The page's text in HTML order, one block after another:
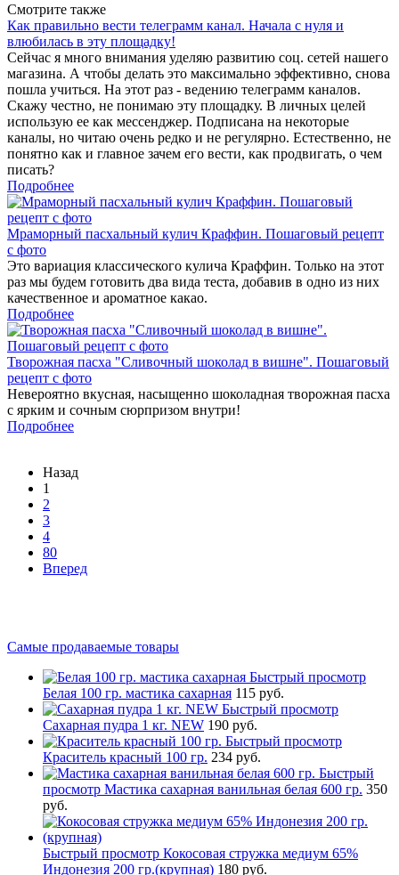
Смотрите также
Как правильно вести телеграмм канал. Начала с нуля и
влюбилась в эту площадку!
Сейчас я много внимания уделяю развитию соц. сетей нашего
магазина. А чтобы делать это максимально эффективно, снова
пошла учиться. На этот раз - ведению телеграмм каналов.
Скажу честно, не понимаю эту площадку. В личных целей
использую ее как мессенджер. Подписана на некоторые
каналы, но читаю очень редко и не регулярно. Естественно, не
понятно как и главное зачем его вести, как продвигать, о чем
писать?
Подробнее
Мраморный пасхальный кулич Краффин. Пошаговый рецепт
с фото
Это вариация классического кулича Краффин. Только на этот
раз мы будем готовить два вида теста, добавив в одно из них
качественное и ароматное какао.
Подробнее
Творожная пасха "Сливочный шоколад в вишне". Пошаговый
рецепт с фото
Невероятно вкусная, насыщенно шоколадная творожная пасха
с ярким и сочным сюрпризом внутри!
Подробнее
Назад
1
2
3
4
80
Вперед
Самые продаваемые товары
Быстрый просмотр
Белая 100 гр. мастика сахарная 115 руб.
Быстрый просмотр
Сахарная пудра 1 кг. NEW 190 руб.
Быстрый просмотр
Краситель красный 100 гр. 234 руб.
Быстрый
просмотр Мастика сахарная ванильная белая 600 гр. 350
руб.
Быстрый просмотр Кокосовая стружка медиум 65%
Индонезия 200 гр.(крупная) 180 руб.